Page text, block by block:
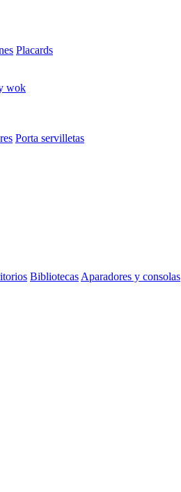
Placards
wok
Porta servilletas
Bibliotecas Aparadores y consolas